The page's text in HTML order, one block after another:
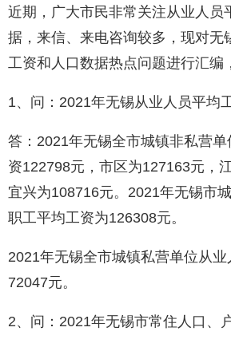
近期，广大市民非常关注从业人员
据，来信、来电咨询较多，现对无
工资和人口数据热点问题进行汇编
1、问：2021年无锡从业人员平均
答：2021年无锡全市城镇非私营
资122798元，市区为127163元，
宜兴为108716元。2021年无锡市
职工平均工资为126308元。
2021年无锡全市城镇私营单位从
72047元。
2、问：2021年无锡市常住人口、